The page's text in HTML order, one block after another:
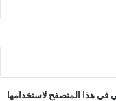
في هذا المتصفح لاستخدامها